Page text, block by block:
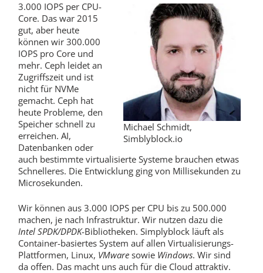
Michael Schmidt,
Simblyblock.io
3.000 IOPS per CPU-
Core. Das war 2015
gut, aber heute
können wir 300.000
IOPS pro Core und
mehr. Ceph leidet an
Zugriffszeit und ist
nicht für NVMe
gemacht. Ceph hat
heute Probleme, den
Speicher schnell zu
erreichen. AI,
Datenbanken oder
auch bestimmte virtualisierte Systeme brauchen etwas
Schnelleres. Die Entwicklung ging von Millisekunden zu
Microsekunden.
Wir können aus 3.000 IOPS per CPU bis zu 500.000
machen, je nach Infrastruktur. Wir nutzen dazu die
Intel SPDK/DPDK-Bibliotheken. Simplyblock läuft als
Container-basiertes System auf allen Virtualisierungs-
Plattformen, Linux, VMwaresowie Windows. Wir sind
da offen. Das macht uns auch für die Cloud attraktiv.